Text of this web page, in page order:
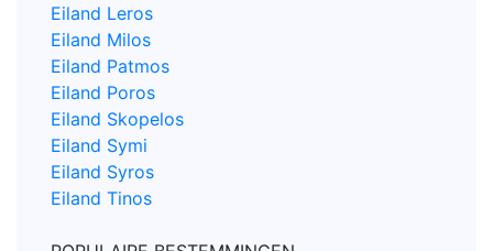
Eiland Leros
Eiland Milos
Eiland Patmos
Eiland Poros
Eiland Skopelos
Eiland Symi
Eiland Syros
Eiland Tinos